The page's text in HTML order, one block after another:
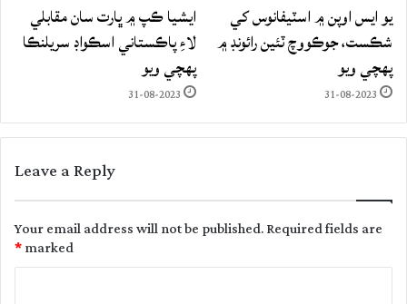
يو ايس اوپن ۾ اسٽيفانوس کي
شڪست، جوڪووچ ٽئين رائونڊ ۾
پهچي ويو
31-08-2023
ايشيا ڪپ ۾ ڀارت سان مقابلي
لاءِ پاڪستاني اسڪواڊ سريلنڪا
پهچي ويو
31-08-2023
Leave a Reply
Your email address will not be published.Required fields are
marked
*